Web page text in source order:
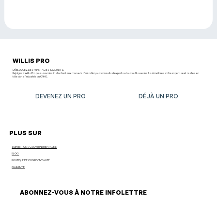
WILLIS PRO
DÉBLOQUEZ DES AVANTAGES EXCLUSIFS.
Rejoignez Willis Pro pour un accès instantané aux manuels d'entretien, aux conseils d'experts et aux outils exclusifs. Améliorez votre expertise et restez en
tête dans l’industrie du CVAC.
DEVENEZ UN PRO DÉJÀ UN PRO
PLUS SUR
SUBVENTIONS GOUVERNEMENTALES
BLOG
POLITIQUE DE CONFIDENTIALITÉ
GARANTIE
ABONNEZ-VOUS À NOTRE INFOLETTRE